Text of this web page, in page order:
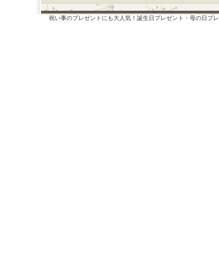
祝い事のプレゼントにも大人気！誕生日プレゼント・母の日プ